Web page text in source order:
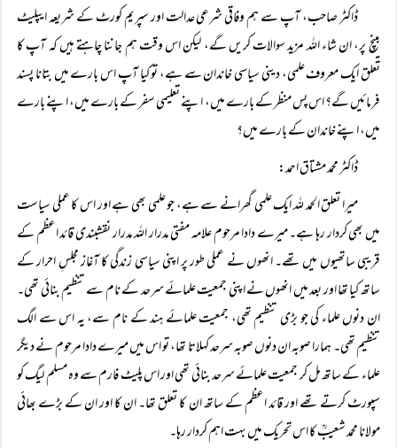
ڈاکٹر صاحب، آپ سے ہم وفاقی شرعی عدالت اور سپریم کورٹ کے شریعہ ایپلیٹ
بینچ پر، ان شاء اللہ مزید سوالات کریں گے، لیکن اس وقت ہم جاننا چاہتے ہیں کہ آپ کا
تعلق ایک معروف علمی، دینی سیاسی خاندان سے ہے، تو کیا آپ اس بارے میں بتانا پسند
فرمائیں گے؟ اس پس منظر کے بارے میں، اپنے تعلیمی سفر کے بارے میں، اپنے بارے
میں، اپنے خاندان کے بارے میں؟
ڈاکٹر محمد مشتاق احمد:
میرا تعلق الحمد للہ ایک علمی گھرانے سے ہے، جو علمی بھی ہے اور اس کا عملی سیاست
میں بھی کردار رہا ہے۔ میرے دادا مرحوم علامہ مفتی مدرار اللہ مدرار نقشبندی قائد اعظم کے
قریبی ساتھیوں میں تھے۔ انھوں نے عملی طور پر اپنی سیاسی زندگی کا آغاز مجلسِ احرار کے
ساتھ کیا تھا اور بعد میں انھوں نے اپنی جمعیت علمائے سرحد کے نام سے تنظیم بنائی تھی۔
ان دنوں علماء کی جو بڑی تنظیم تھی، جمعیت علمائے ہند کے نام سے، یہ اس سے الگ
تنظیم تھی۔ ہمارا صوبہ ان دنوں صوبہ سرحد کہلاتا تھا، تو اس میں میرے دادا مرحوم نے دیگر
علماء کے ساتھ مل کر جمعیت علمائے سرحد بنائی تھی اور اس پلیٹ فارم سے وہ مسلم لیگ کو
سپورٹ کرتے تھے اور قائد اعظم کے ساتھ ان کا تعلق تھا۔ ان کا اور ان کے بڑے بھائی
مولانا محمد شعیبؒ کا اس تحریک میں بہت اہم کردار رہا۔